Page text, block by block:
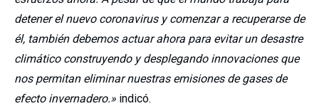
detener el nuevo coronavirus y comenzar a recuperarse de
él, también debemos actuar ahora para evitar un desastre
climático construyendo y desplegando innovaciones que
nos permitan eliminar nuestras emisiones de gases de
efecto invernadero.» indicó.